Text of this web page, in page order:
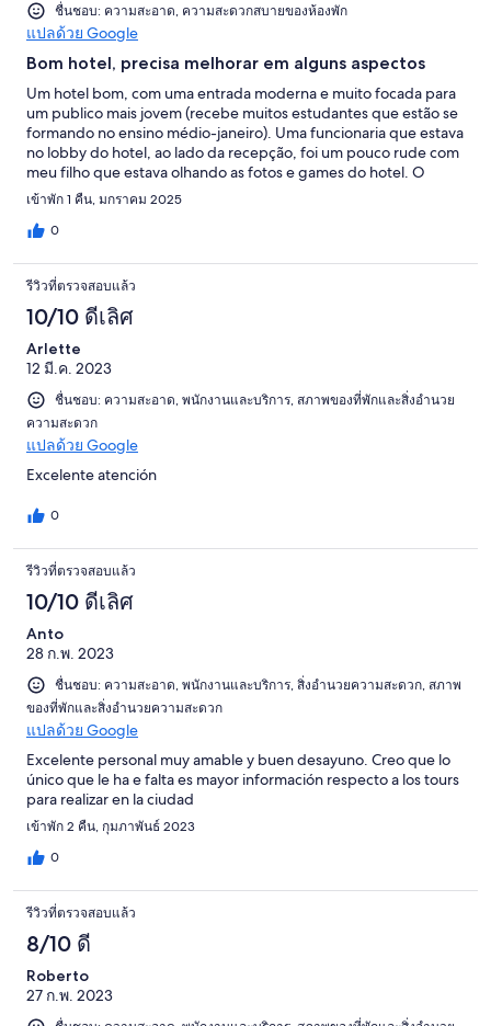
ชื่นชอบ: ความสะอาด, ความสะดวกสบายของห้องพัก
แปลด้วย Google
Bom hotel, precisa melhorar em alguns aspectos
Um hotel bom, com uma entrada moderna e muito focada para
um publico mais jovem (recebe muitos estudantes que estão se
formando no ensino médio-janeiro). Uma funcionaria que estava
no lobby do hotel, ao lado da recepção, foi um pouco rude com
meu filho que estava olhando as fotos e games do hotel. O
banheiro feminino dessa área precisa de manutenção pois
possuia infiltrações e mofo. O quarto não foi liberado no horário
agendado e tivemos que esperar 30 minutos para poder entrar
camas de solteiro. Banheiro muito bom. Não oferece café da
manhã.
เข้าพัก 1 คืน, มกราคม 2025
0
รีวิวที่ตรวจสอบแล้ว
10/10 ดีเลิศ
Arlette
12 มี.ค. 2023
ชื่นชอบ: ความสะอาด, พนักงานและบริการ, สภาพของที่พักและสิ่งอำนวย
ความสะดวก
แปลด้วย Google
Excelente atención
0
รีวิวที่ตรวจสอบแล้ว
10/10 ดีเลิศ
Anto
28 ก.พ. 2023
ชื่นชอบ: ความสะอาด, พนักงานและบริการ, สิ่งอำนวยความสะดวก, สภาพ
ของที่พักและสิ่งอำนวยความสะดวก
แปลด้วย Google
Excelente personal muy amable y buen desayuno. Creo que lo
único que le ha e falta es mayor información respecto a los tours
para realizar en la ciudad
เข้าพัก 2 คืน, กุมภาพันธ์ 2023
0
รีวิวที่ตรวจสอบแล้ว
8/10 ดี
Roberto
27 ก.พ. 2023